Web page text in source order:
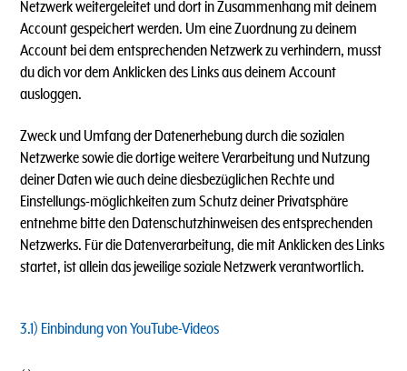
Netzwerk weitergeleitet und dort in Zusammenhang mit deinem
Account gespeichert werden. Um eine Zuordnung zu deinem
Account bei dem entsprechenden Netzwerk zu verhindern, musst
du dich vor dem Anklicken des Links aus deinem Account
ausloggen.
Zweck und Umfang der Datenerhebung durch die sozialen
Netzwerke sowie die dortige weitere Verarbeitung und Nutzung
deiner Daten wie auch deine diesbezüglichen Rechte und
Einstellungs-möglichkeiten zum Schutz deiner Privatsphäre
entnehme bitte den Datenschutzhinweisen des entsprechenden
Netzwerks. Für die Datenverarbeitung, die mit Anklicken des Links
startet, ist allein das jeweilige soziale Netzwerk verantwortlich.
3.1) Einbindung von YouTube-Videos